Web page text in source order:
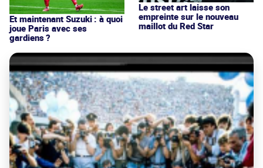
Et maintenant Suzuki : à quoi
joue Paris avec ses
gardiens ?
Le street art laisse son
empreinte sur le nouveau
maillot du Red Star